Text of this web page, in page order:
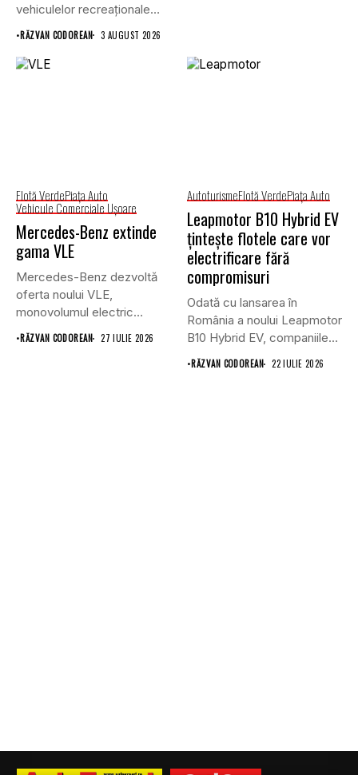
vehiculelor recreaționale
prin lansarea unei versiuni
actualizate...
•RĂZVAN CODOREAN 3 AUGUST 2026
Flotă VerdePiaţa Auto
Vehicule Comerciale Uşoare
Mercedes-Benz extinde
gama VLE
Mercedes-Benz dezvoltă
oferta noului VLE,
monovolumul electric
premium care își propune
•RĂZVAN CODOREAN 27 IULIE 2026
AutoturismeFlotă VerdePiaţa Auto
Leapmotor B10 Hybrid EV
țintește flotele care vor
electrificare fără
compromisuri
Odată cu lansarea în
România a noului Leapmotor
B10 Hybrid EV, companiile...
•RĂZVAN CODOREAN 22 IULIE 2026